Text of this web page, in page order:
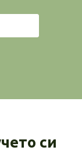
си